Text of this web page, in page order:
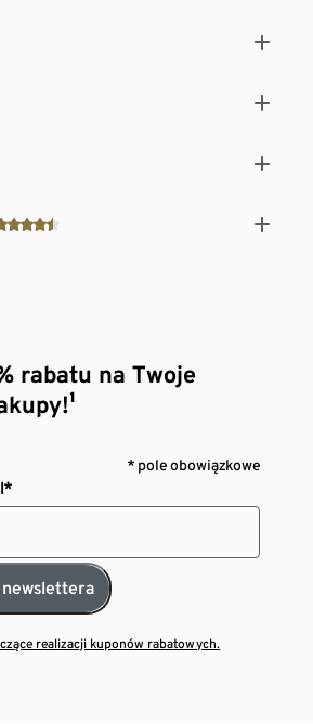
rabatu na Twoje
* pole obowiązkowe
realizacji kuponów rabatowych.